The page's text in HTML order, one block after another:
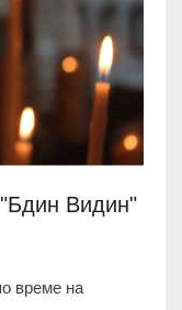
Видин"
време на